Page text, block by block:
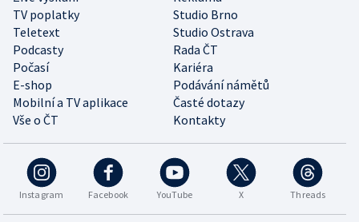
TV poplatky
Studio Brno
Teletext
Studio Ostrava
Podcasty
Rada ČT
Počasí
Kariéra
E-shop
Podávání námětů
Mobilní a TV aplikace
Časté dotazy
Vše o ČT
Kontakty
Instagram Facebook YouTube X Threads